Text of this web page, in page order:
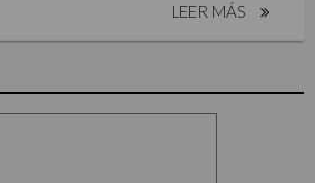
LEER MÁS